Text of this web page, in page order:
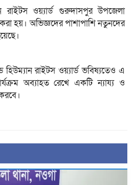
রাইটস ওয়্যার্ড গুরুদাসপুর উপজেলা
হয়। অভিজ্ঞদের পাশাপাশি নতুনদের
রাইটস ওয়্যার্ড ভবিষ্যতেও এ
অব্যাহত রেখে একটি ন্যায্য ও